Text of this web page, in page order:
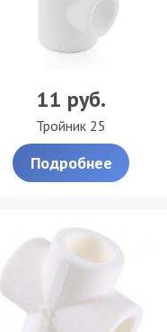
11 руб.
Тройник 25
Подробнее